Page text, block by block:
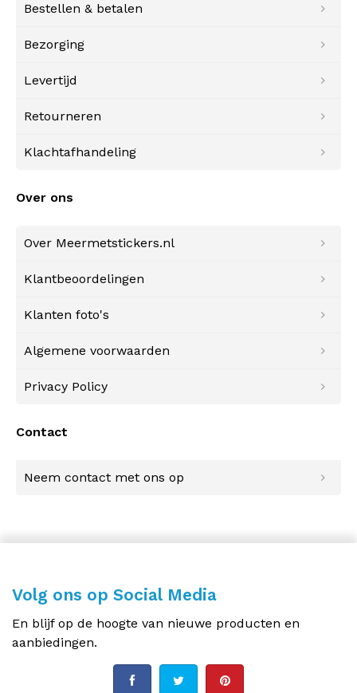
Bestellen & betalen
Bezorging
Levertijd
Retourneren
Klachtafhandeling
Over ons
Over Meermetstickers.nl
Klantbeoordelingen
Klanten foto's
Algemene voorwaarden
Privacy Policy
Contact
Neem contact met ons op
Volg ons op Social Media
En blijf op de hoogte van nieuwe producten en
aanbiedingen.